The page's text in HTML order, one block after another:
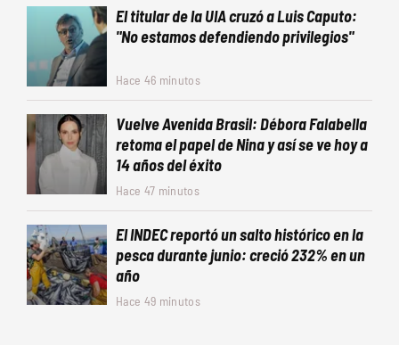
El titular de la UIA cruzó a Luis Caputo:
"No estamos defendiendo privilegios"
Hace 46 minutos
Vuelve Avenida Brasil: Débora Falabella
retoma el papel de Nina y así se ve hoy a
14 años del éxito
Hace 47 minutos
El INDEC reportó un salto histórico en la
pesca durante junio: creció 232% en un
año
Hace 49 minutos